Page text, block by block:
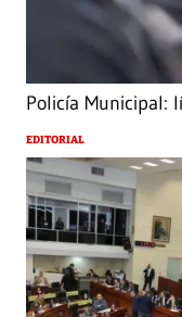
Policía Municipal:
EDITORIAL